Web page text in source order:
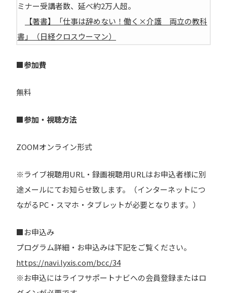
ミナー受講者数、延べ約2万人超。
【著書】「仕事は辞めない！働く×介護 両立の教科
書」（日経クロスウーマン）
■参加費
無料
■参加・視聴方法
ZOOMオンライン形式
※ライブ視聴用URL・録画視聴用URLはお申込者様に別
途メールにてお知らせ致します。（インターネットにつ
ながるPC・スマホ・タブレットが必要となります。）
■お申込み
プログラム詳細・お申込みは下記をご覧ください。
https://navi.lyxis.com/bcc/34
※お申込にはライフサポートナビへの会員登録またはロ